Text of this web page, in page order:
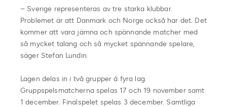
– Sverige representeras av tre starka klubbar.
Problemet är att Danmark och Norge också har det. Det
kommer att vara jämna och spännande matcher med
så mycket talang och så mycket spännande spelare,
säger Stefan Lundin.
Lagen delas in i två grupper á fyra lag.
Gruppspelsmatcherna spelas 17 och 19 november samt
1 december. Finalspelet spelas 3 december. Samtliga